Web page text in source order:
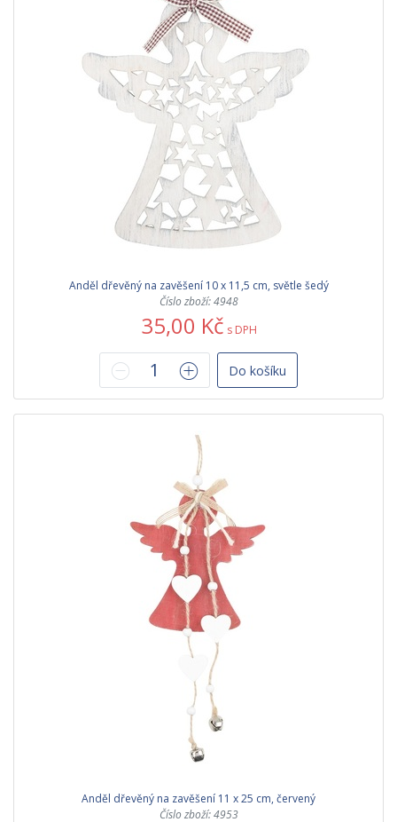
Anděl dřevěný na zavěšení 10 x 11,5 cm, světle šedý
Číslo zboží: 4948
35,00 Kč s DPH
Do košíku
Anděl dřevěný na zavěšení 11 x 25 cm, červený
Číslo zboží: 4953